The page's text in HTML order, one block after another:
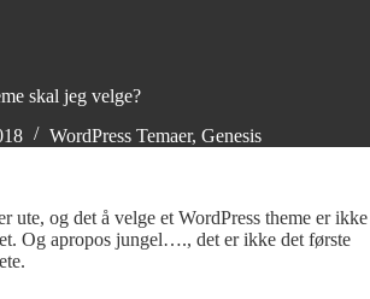
skal jeg velge?
WordPress Temaer, Genesis
ute, og det å velge et WordPress theme er ikke
Og apropos jungel…., det er ikke det første